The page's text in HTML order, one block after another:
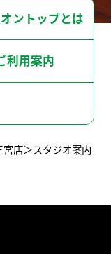
SHINSABASHI-EAST
斎橋店
井駅前店
店
ントップとは
利用案内
宮店
スタジオ案内